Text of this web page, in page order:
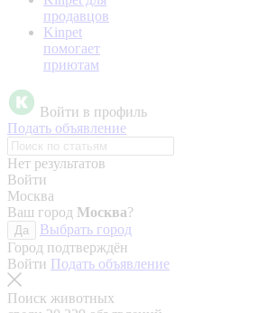
продавцов
Kinpet
помогает
приютам
Войти в профиль
Подать объявление
Нет результатов
Войти
Москва
Ваш город Москва?
Да
Выбрать город
Город подтверждён
Войти Подать объявление
Поиск животных